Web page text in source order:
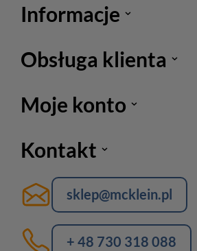
Informacje
Obsługa klienta
Moje konto
Kontakt
sklep@mcklein.pl
+ 48 730 318 088